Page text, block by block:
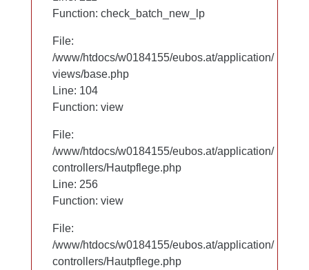
Function: check_batch_new_lp
File:
/www/htdocs/w0184155/eubos.at/application/
views/base.php
Line: 104
Function: view
File:
/www/htdocs/w0184155/eubos.at/application/
controllers/Hautpflege.php
Line: 256
Function: view
File:
/www/htdocs/w0184155/eubos.at/application/
controllers/Hautpflege.php
Function: check_batch_new_lp
File:
/www/htdocs/w0184155/eubos.at/application/
views/base.php
Line: 104
Function: view
File:
/www/htdocs/w0184155/eubos.at/application/
controllers/Hautpflege.php
Line: 256
Function: view
File:
/www/htdocs/w0184155/eubos.at/application/
controllers/Hautpflege.php